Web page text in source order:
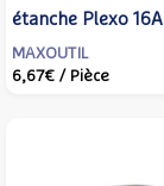
étanche Plexo
IP55 IK08 avec
finition anthracite -
MAXOUTIL
6,67€ / Pièce